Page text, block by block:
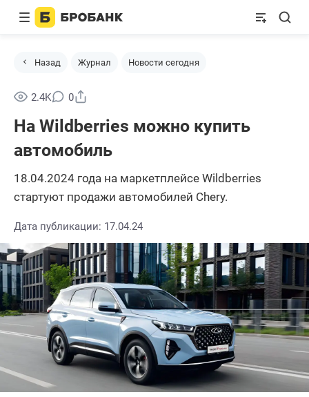
Назад Журнал Новости сегодня
2.4K 0
На Wildberries можно купить
автомобиль
18.04.2024 года на маркетплейсе Wildberries
стартуют продажи автомобилей Chery.
Дата публикации: 17.04.24